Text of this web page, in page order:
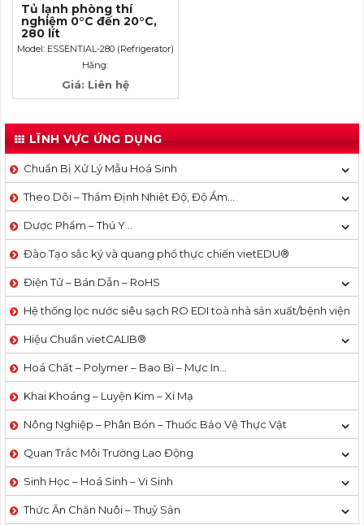
Tủ lạnh phòng thí
nghiệm 0°C đến 20°C,
280 lít
Model: ESSENTIAL-280 (Refrigerator)
Hãng:
Giá: Liên hệ
LĨNH VỰC ỨNG DỤNG
Chuẩn Bị Xử Lý Mẫu Hoá Sinh
Theo Dõi – Thẩm Định Nhiệt Độ, Độ Ẩm…
Dược Phẩm – Thú Y…
Đào Tạo sắc ký và quang phổ thực chiến vietEDU®
Điện Tử – Bán Dẫn – RoHS
Hệ thống lọc nước siêu sạch RO EDI​​ toà nhà sản xuất/bệnh viện
Hiệu Chuẩn vietCALIB®
Hoá Chất – Polymer – Bao Bì – Mực In…
Khai Khoáng – Luyện Kim – Xi Mạ
Nông Nghiệp – Phân Bón – Thuốc Bảo Vệ Thực Vật
Quan Trắc Môi Trường Lao Động
Sinh Học – Hoá Sinh – Vi Sinh
Thức Ăn Chăn Nuôi – Thuỷ Sản